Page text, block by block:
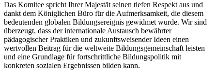
Das Komitee spricht Ihrer Majestät seinen tiefen Respekt aus und
dankt dem Königlichen Büro für die Aufmerksamkeit, die diesem
bedeutenden globalen Bildungsereignis gewidmet wurde. Wir sind
überzeugt, dass der internationale Austausch bewährter
pädagogischer Praktiken und zukunftsweisender Ideen einen
wertvollen Beitrag für die weltweite Bildungsgemeinschaft leisten
und eine Grundlage für fortschrittliche Bildungspolitik mit
konkreten sozialen Ergebnissen bilden kann.